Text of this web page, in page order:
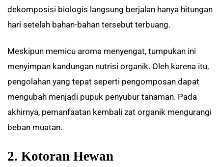
dekomposisi biologis langsung berjalan hanya hitungan
hari setelah bahan-bahan tersebut terbuang.
Meskipun memicu aroma menyengat, tumpukan ini
menyimpan kandungan nutrisi organik. Oleh karena itu,
pengolahan yang tepat seperti pengomposan dapat
mengubah menjadi pupuk penyubur tanaman. Pada
akhirnya, pemanfaatan kembali zat organik mengurangi
beban muatan.
2. Kotoran Hewan